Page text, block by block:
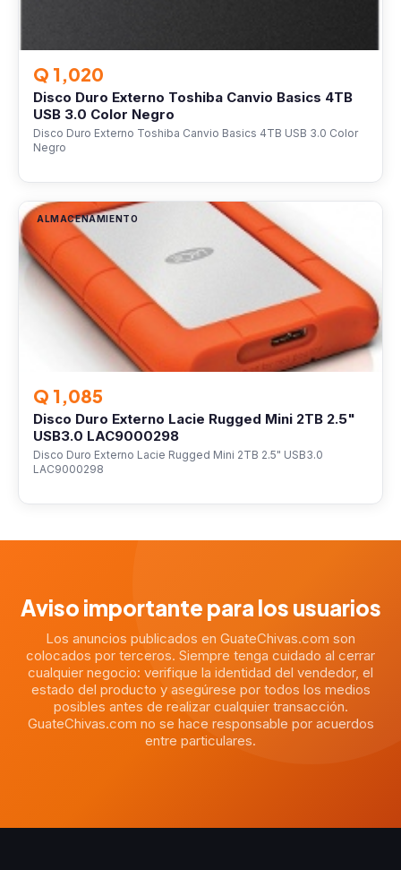
Q 1,020
Disco Duro Externo Toshiba Canvio Basics 4TB
USB 3.0 Color Negro
Disco Duro Externo Toshiba Canvio Basics 4TB USB 3.0 Color
Negro
ALMACENAMIENTO
Q 1,085
Disco Duro Externo Lacie Rugged Mini 2TB 2.5"
USB3.0 LAC9000298
Disco Duro Externo Lacie Rugged Mini 2TB 2.5" USB3.0
LAC9000298
Aviso importante para los usuarios
Los anuncios publicados en GuateChivas.com son
colocados por terceros. Siempre tenga cuidado al cerrar
cualquier negocio: verifique la identidad del vendedor, el
estado del producto y asegúrese por todos los medios
posibles antes de realizar cualquier transacción.
GuateChivas.com no se hace responsable por acuerdos
entre particulares.